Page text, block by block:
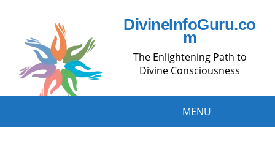
DivineInfoGuru.co
m
The Enlightening Path to
Divine Consciousness
MENU